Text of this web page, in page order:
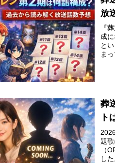
放
『
成
と
ま
葬
ト
題
（
し